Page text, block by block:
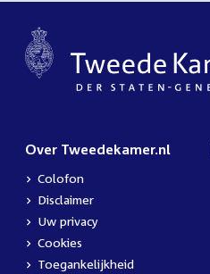
Over Tweedekamer.nl
Colofon
Disclaimer
Uw privacy
Cookies
Toegankelijkheid